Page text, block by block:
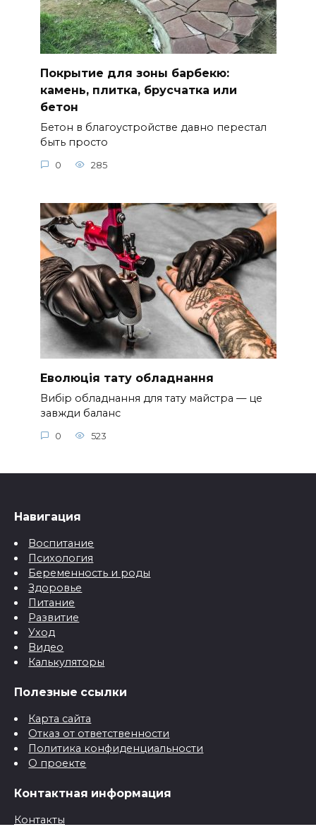
Покрытие для зоны барбекю:
камень, плитка, брусчатка или
бетон
Бетон в благоустройстве давно перестал
быть просто
0 285
Еволюція тату обладнання
Вибір обладнання для тату майстра — це
завжди баланс
0 523
Навигация
Воспитание
Психология
Беременность и роды
Здоровье
Питание
Развитие
Уход
Видео
Калькуляторы
Полезные ссылки
Карта сайта
Отказ от ответственности
Политика конфиденциальности
О проекте
Контактная информация
Контакты